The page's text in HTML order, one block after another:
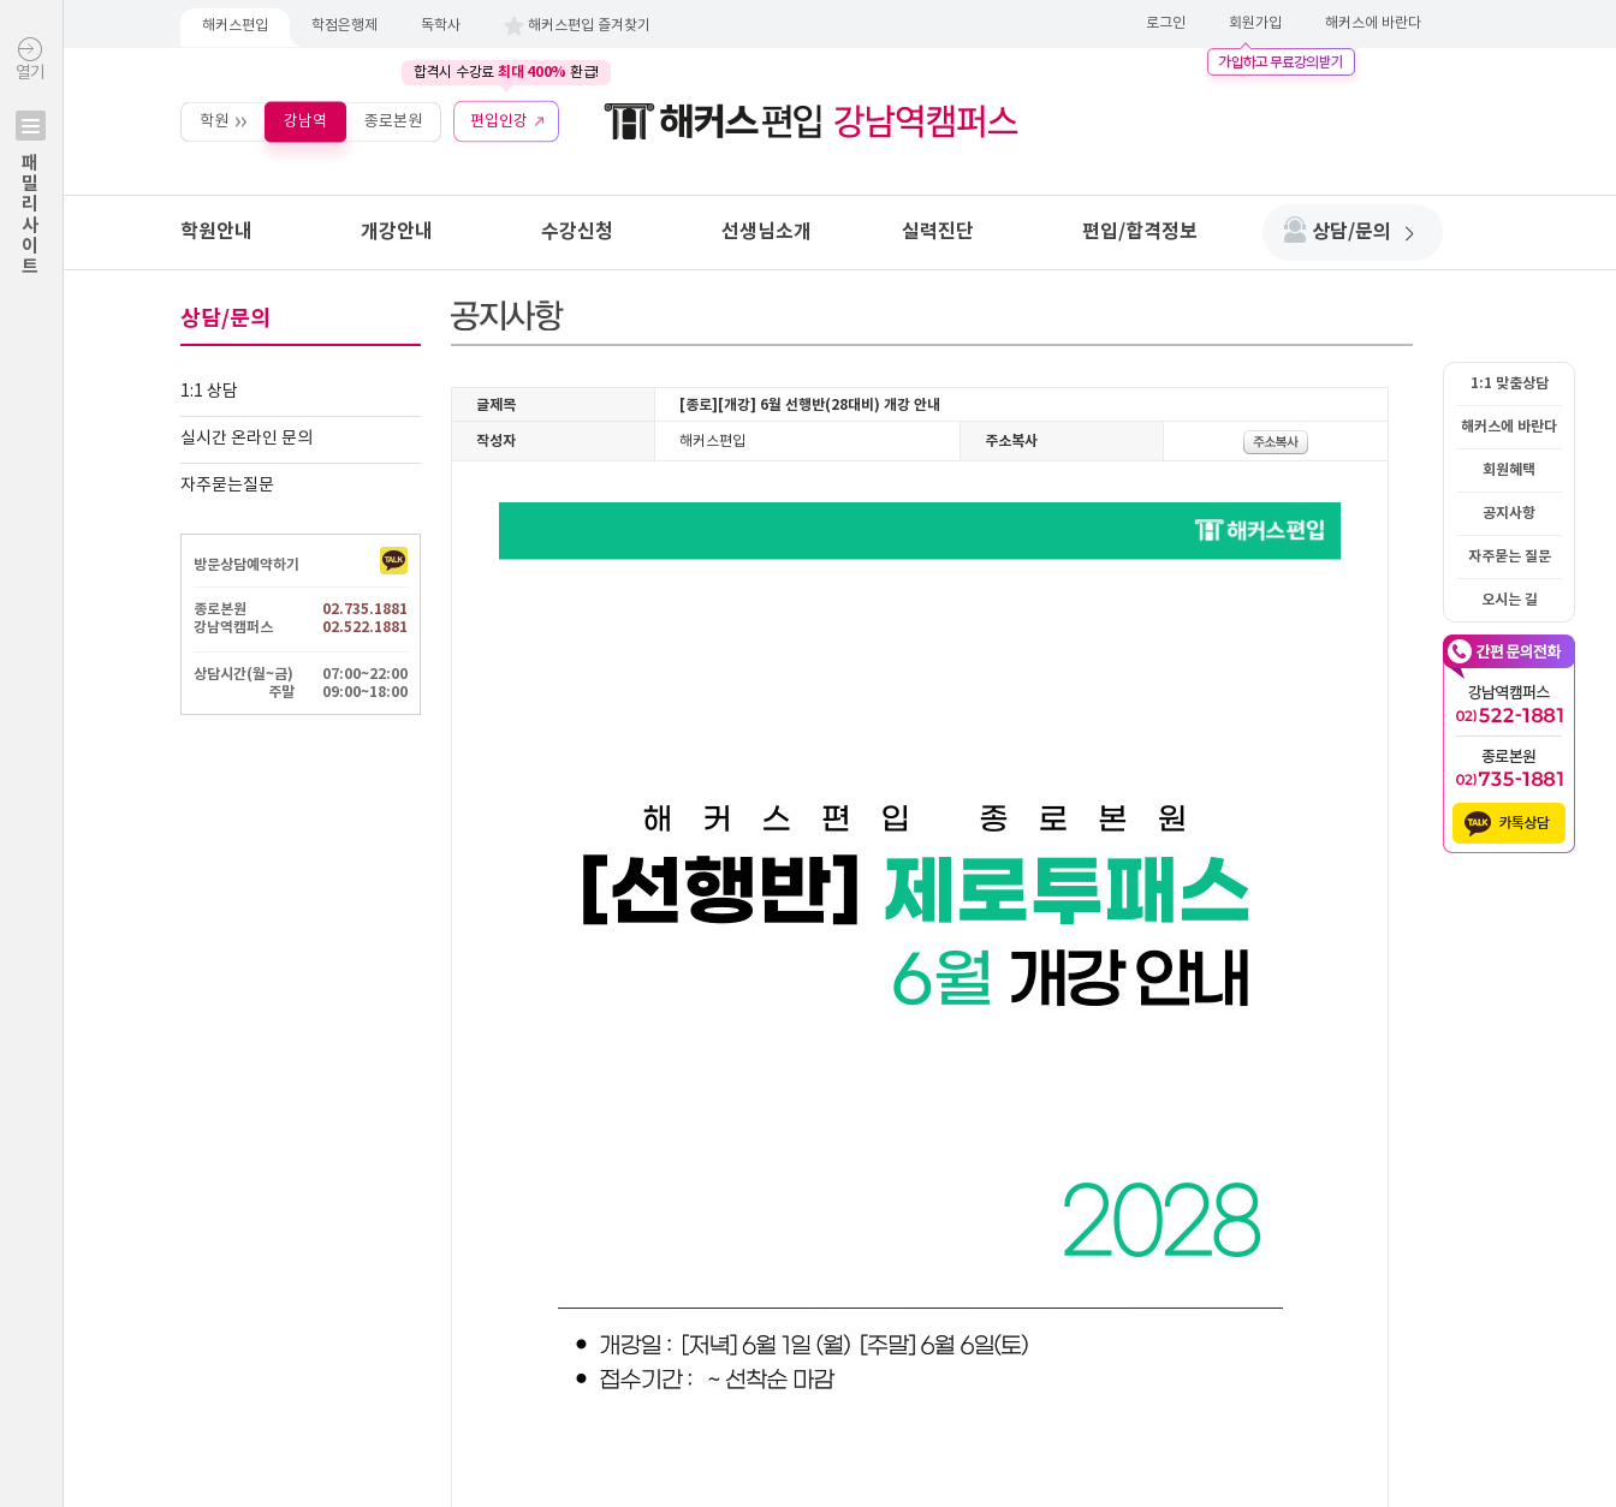
열기
패밀리사이트
해커스편입 학점은행제 독학사 해커스편입 즐겨찾기 로그인 회원가입 해커스에 바란다
합격시 수강료 최대 400% 환급!
학원 강남역 종로본원 편입인강
학원안내 개강안내 수강신청 선생님소개 실력진단 편입/합격정보 상담/문의
상담/문의
1:1 상담
실시간 온라인 문의
자주묻는질문
방문상담예약하기
종로본원
02.735.1881
강남역캠퍼스
02.522.1881
상담시간(월~금)
07:00~22:00
주말
09:00~18:00
1:1 맞춤상담
해커스에 바란다
회원혜택
공지사항
자주묻는 질문
오시는 길